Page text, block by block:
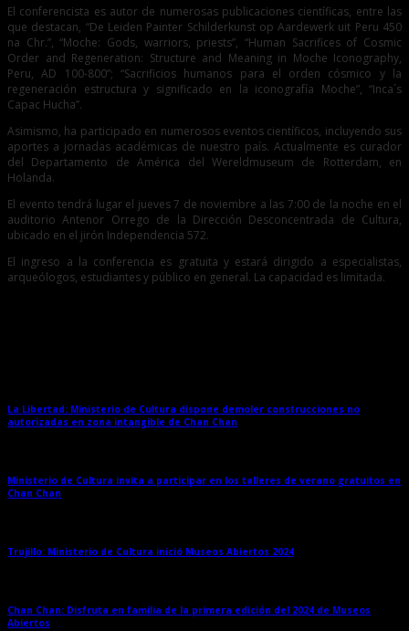
El conferencista es autor de numerosas publicaciones científicas, entre las
que destacan, “De Leiden Painter Schilderkunst op Aardewerk uit Peru 450
na Chr.”, “Moche: Gods, warriors, priests”, “Human Sacrifices of Cosmic
Order and Regeneration: Structure and Meaning in Moche Iconography,
Peru, AD 100-800”; “Sacrificios humanos para el orden cósmico y la
regeneración estructura y significado en la iconografía Moche”, “Inca´s
Capac Hucha”.
Asimismo, ha participado en numerosos eventos científicos, incluyendo sus
aportes a jornadas académicas de nuestro país. Actualmente es curador
del Departamento de América del Wereldmuseum de Rotterdam, en
Holanda.
El evento tendrá lugar el jueves 7 de noviembre a las 7:00 de la noche en el
auditorio Antenor Orrego de la Dirección Desconcentrada de Cultura,
ubicado en el jirón Independencia 572.
El ingreso a la conferencia es gratuita y estará dirigido a especialistas,
arqueólogos, estudiantes y público en general. La capacidad es limitada.
La Libertad: Ministerio de Cultura dispone demoler construcciones no
autorizadas en zona intangible de Chan Chan
Ministerio de Cultura invita a participar en los talleres de verano gratuitos en
Chan Chan
Trujillo: Ministerio de Cultura inició Museos Abiertos 2024
Chan Chan: Disfruta en familia de la primera edición del 2024 de Museos
Abiertos